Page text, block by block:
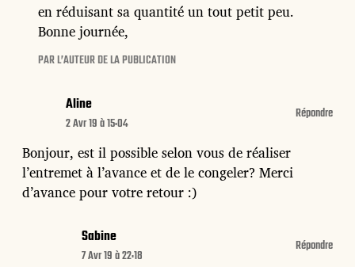
en réduisant sa quantité un tout petit peu.
Bonne journée,
PAR L’AUTEUR DE LA PUBLICATION
Aline
2 Avr 19 à 15:04
Bonjour, est il possible selon vous de réaliser
l’entremet à l’avance et de le congeler? Merci
d’avance pour votre retour :)
Répondre
Sabine
7 Avr 19 à 22:18
Répondre